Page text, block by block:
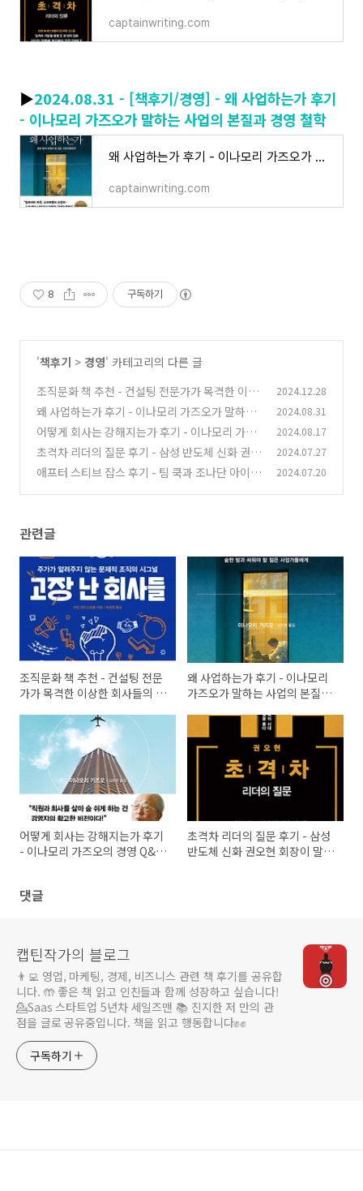
captainwriting.com
▶2024.08.31 - [책후기/경영] - 왜 사업하는가 후기
- 이나모리 가즈오가 말하는 사업의 본질과 경영 철학
왜 사업하는가 후기 - 이나모리 가즈오가 말하는 사업의 본질과 경영 철학
captainwriting.com
8 구독하기
'책후기 > 경영' 카테고리의 다른 글
조직문화 책 추천 - 컨설팅 전문가가 목격한 이상
한 회사들의 공통점
(1)
2024.12.28
왜 사업하는가 후기 - 이나모리 가즈오가 말하는
사업의 본질과 경영 철학 (24)
2024.08.31
어떻게 회사는 강해지는가 후기 - 이나모리 가즈
오의 경영 Q&A로 배우는 조직 강화법
(84)
2024.08.17
초격차 리더의 질문 후기 - 삼성 반도체 신화 권오
현 회장이 말하는 리더십
(80)
2024.07.27
애프터 스티브 잡스 후기 - 팀 쿡과 조나단 아이브
2024.07.20
관련글
조직문화 책 추천 - 컨설팅 전문
가가 목격한 이상한 회사들의 공
왜 사업하는가 후기 - 이나모리
가즈오가 말하는 사업의 본질과
어떻게 회사는 강해지는가 후기
- 이나모리 가즈오의 경영 Q&A
초격차 리더의 질문 후기 - 삼성
반도체 신화 권오현 회장이 말하
댓글
캡틴작가의 블로그
👨‍💻 영업, 마케팅, 경제, 비즈니스 관련 책 후기를 공유합
니다. 🤲 좋은 책 읽고 인친들과 함께 성장하고 싶습니다!
💁Saas 스타트업 5년차 세일즈맨 📚 진지한 저 만의 관
점을 글로 공유중입니다. 책을 읽고 행동합니다✊️✊️
구독하기